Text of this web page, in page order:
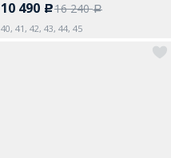
10 490 c16 240a
40, 41, 42, 43, 44, 45